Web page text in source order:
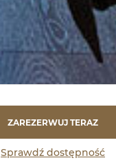
ZAREZERWUJ TERAZ
Sprawdź dostępność